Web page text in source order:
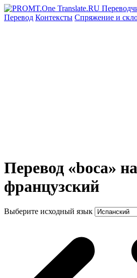
Перевод Контексты Спряжение и
Перевод «boca» на
французский
Выберите исходный язык